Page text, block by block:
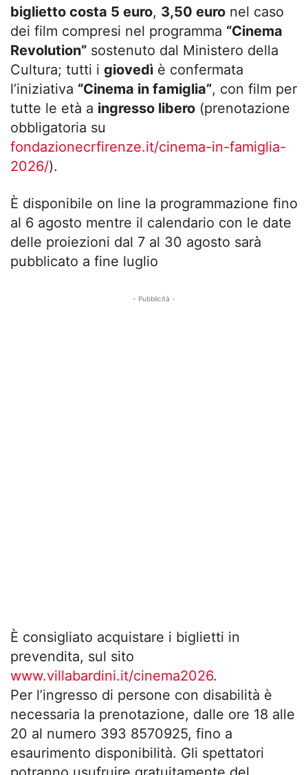
biglietto costa 5 euro, 3,50 euro nel caso
dei film compresi nel programma “Cinema
Revolution” sostenuto dal Ministero della
Cultura; tutti i giovedì è confermata
l’iniziativa “Cinema in famiglia”, con film per
tutte le età a ingresso libero (prenotazione
obbligatoria su
fondazionecrfirenze.it/cinema-in-famiglia-
2026/).
È disponibile on line la programmazione fino
al 6 agosto mentre il calendario con le date
delle proiezioni dal 7 al 30 agosto sarà
pubblicato a fine luglio
- Pubblicità -
È consigliato acquistare i biglietti in
prevendita, sul sito
www.villabardini.it/cinema2026.
Per l’ingresso di persone con disabilità è
necessaria la prenotazione, dalle ore 18 alle
20 al numero 393 8570925, fino a
esaurimento disponibilità. Gli spettatori